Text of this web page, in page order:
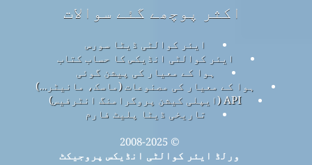
اکثر پوچھے گئے سوالات
ایئر کوالٹی ڈیٹا سورس
ایئر کوالٹی انڈیکس کا حساب کتاب
ہوا کے معیار کی پیشن گوئی
ہوا کے معیار کی مصنوعات (ماسک، مانیٹر…)
API (ایپلی کیشن پروگرامنگ انٹرفیس)
تاریخی ڈیٹا پلیٹ فارم
© 2008-2025
ورلڈ ایئر کوالٹی انڈیکس پروجیکٹ